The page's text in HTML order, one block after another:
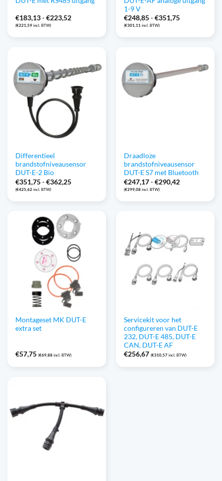
€183,13-€223,52Prijsklasse:
€223,52
(€221,59 incl. BTW)
1-9 V
€248,85-€351,75Prijsklasse:
€351,75
(€301,11 incl. BTW)
Differentieel
brandstofniveausensor
DUT-E-2 Bio
€351,75-€362,25Prijsklasse:
€362,25
(€425,62 incl. BTW)
Draadloze
brandstofniveausensor
DUT-E S7 met Bluetooth
€247,17-€290,42Prijsklasse:
€290,42
(€299,08 incl. BTW)
Montageset MK DUT-E
extra set
€57,75 (€69,88 incl. BTW)
Servicekit voor het
configureren van DUT-E
232, DUT-E 485, DUT-E
CAN, DUT-E AF
€256,67 (€310,57 incl. BTW)